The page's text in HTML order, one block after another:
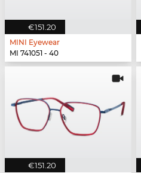
€151.20
MINI Eyewear
MI 741051 - 40
€151.20